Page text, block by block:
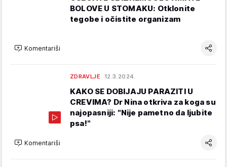
BOLOVE U STOMAKU: Otklonite
tegobe i očistite organizam
Komentariši
ZDRAVLJE 12.3.2024.
KAKO SE DOBIJAJU PARAZITI U
CREVIMA? Dr Nina otkriva za koga su
najopasniji: "Nije pametno da ljubite
psa!"
Komentariši